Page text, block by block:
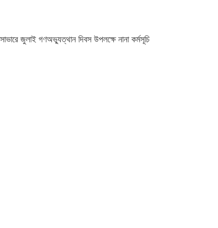
সাভারে জুলাই গণঅভ্যুত্থান দিবস উপলক্ষে নানা কর্মসূচি